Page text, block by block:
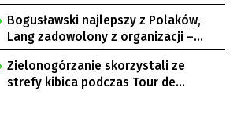
Lubuszanek w Tour de Pologne Junior
Bogusławski najlepszy z Polaków,
Lang zadowolony z organizacji –
komentarze po 3. etapie Tour de
Pologne
Zielonogórzanie skorzystali ze
strefy kibica podczas Tour de